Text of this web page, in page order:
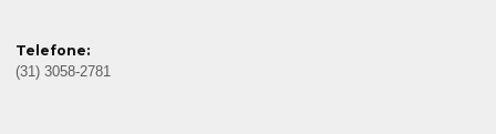
Telefone:
(31) 3058-2781